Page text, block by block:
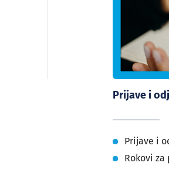
Prijave i
Prijave i
Rokovi